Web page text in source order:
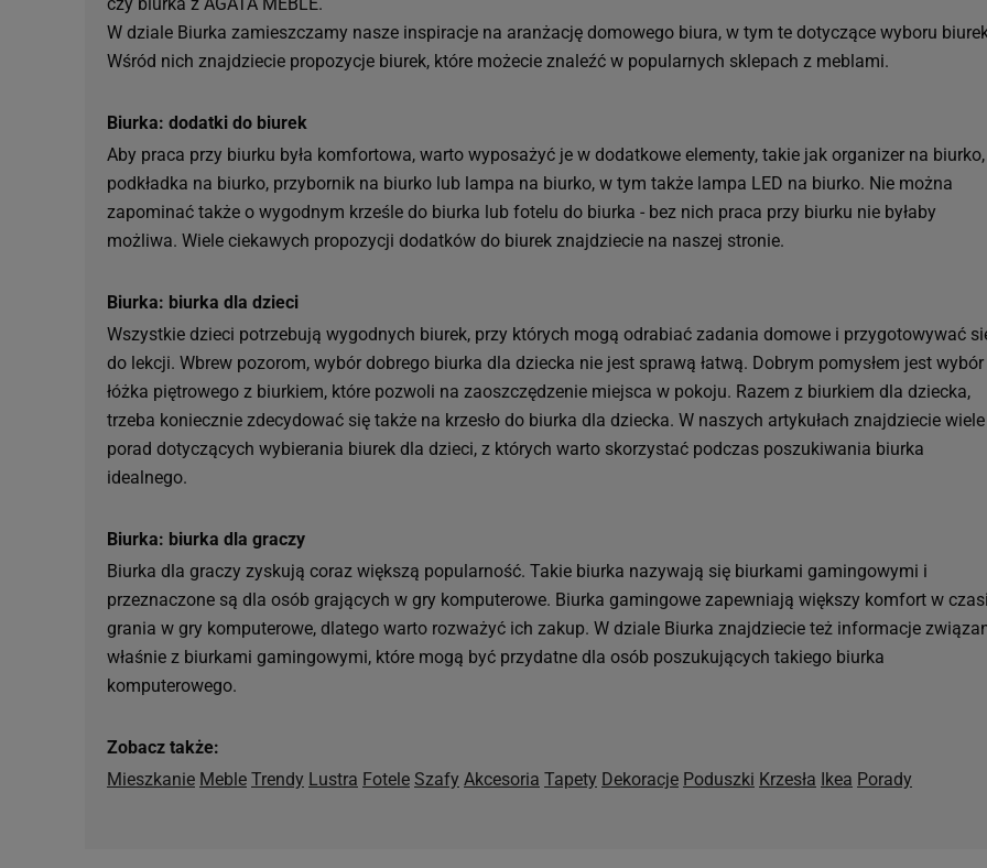
W dziale Biurka zamieszczamy nasze inspiracje na aranżację domowego biura, w tym te dotyczące wyboru
Wśród nich znajdziecie propozycje biurek, które możecie znaleźć w popularnych sklepach z meblami.
Biurka: dodatki do biurek
Aby praca przy biurku była komfortowa, warto wyposażyć je w dodatkowe elementy, takie jak organizer na biurko,
podkładka na biurko, przybornik na biurko lub lampa na biurko, w tym także lampa LED na biurko. Nie można
zapominać także o wygodnym krześle do biurka lub fotelu do biurka - bez nich praca przy biurku nie byłaby
możliwa. Wiele ciekawych propozycji dodatków do biurek znajdziecie na naszej stronie.
Biurka: biurka dla dzieci
Wszystkie dzieci potrzebują wygodnych biurek, przy których mogą odrabiać zadania domowe i przygotowywać
do lekcji. Wbrew pozorom, wybór dobrego biurka dla dziecka nie jest sprawą łatwą. Dobrym pomysłem jest wybór
łóżka piętrowego z biurkiem, które pozwoli na zaoszczędzenie miejsca w pokoju. Razem z biurkiem dla dziecka,
trzeba koniecznie zdecydować się także na krzesło do biurka dla dziecka. W naszych artykułach znajdziecie wiele
porad dotyczących wybierania biurek dla dzieci, z których warto skorzystać podczas poszukiwania biurka
idealnego.
Biurka: biurka dla graczy
Biurka dla graczy zyskują coraz większą popularność. Takie biurka nazywają się biurkami gamingowymi i
przeznaczone są dla osób grających w gry komputerowe. Biurka gamingowe zapewniają większy komfort w
grania w gry komputerowe, dlatego warto rozważyć ich zakup. W dziale Biurka znajdziecie też informacje
właśnie z biurkami gamingowymi, które mogą być przydatne dla osób poszukujących takiego biurka
komputerowego.
Zobacz także:
Mieszkanie Meble Trendy Lustra Fotele Szafy Akcesoria Tapety Dekoracje Poduszki Krzesła Ikea Porady